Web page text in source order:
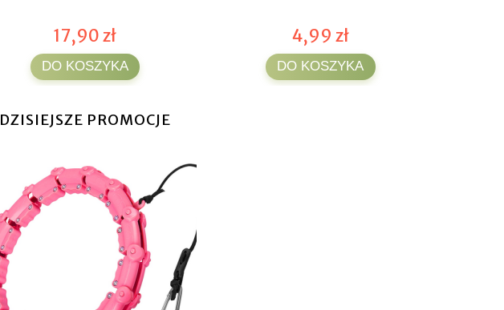
17,90 zł
DO KOSZYKA
4,99 zł
DO KOSZYKA
DZISIEJSZE PROMOCJE